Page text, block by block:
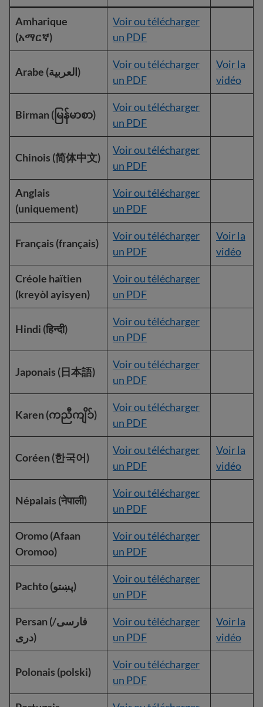
Amharique
(አማርኛ)
Voir ou télécharger
un PDF
Arabe (العربية)
Voir ou télécharger
un PDF
Voir la
vidéo
Birman (မြန်မာစာ)
Voir ou télécharger
un PDF
Chinois (简体中文)
Voir ou télécharger
un PDF
Anglais
(uniquement)
Voir ou télécharger
un PDF
Français (français)
Voir ou télécharger
un PDF
Voir la
vidéo
Créole haïtien
(kreyòl ayisyen)
Voir ou télécharger
un PDF
Hindi (हिन्दी)
Voir ou télécharger
un PDF
Japonais (日本語)
Voir ou télécharger
un PDF
Karen (ကညီကျိၥ်)
Voir ou télécharger
un PDF
Coréen (한국어)
Voir ou télécharger
un PDF
Voir la
vidéo
Népalais (नेपाली)
Voir ou télécharger
un PDF
Oromo (Afaan
Oromoo)
Voir ou télécharger
un PDF
Pachto (پښتو)
Voir ou télécharger
un PDF
Persan (فارسی/
دری)
Voir ou télécharger
un PDF
Voir la
vidéo
Polonais (polski)
Voir ou télécharger
un PDF